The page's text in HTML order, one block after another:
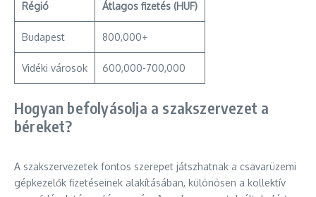
Régió Átlagos fizetés (HUF)
Budapest 800,000+
Vidéki városok 600,000-700,000
Hogyan befolyásolja a szakszervezet a
béreket?
A szakszervezetek fontos szerepet játszhatnak a csavarüzemi
gépkezelők fizetéseinek alakításában, különösen a kollektív